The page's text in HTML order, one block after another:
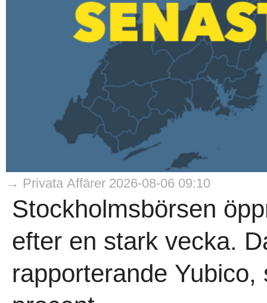
→ Privata Affärer 2026-08-06 09:10
Stockholmsbörsen
efter en stark vecka.
rapporterande